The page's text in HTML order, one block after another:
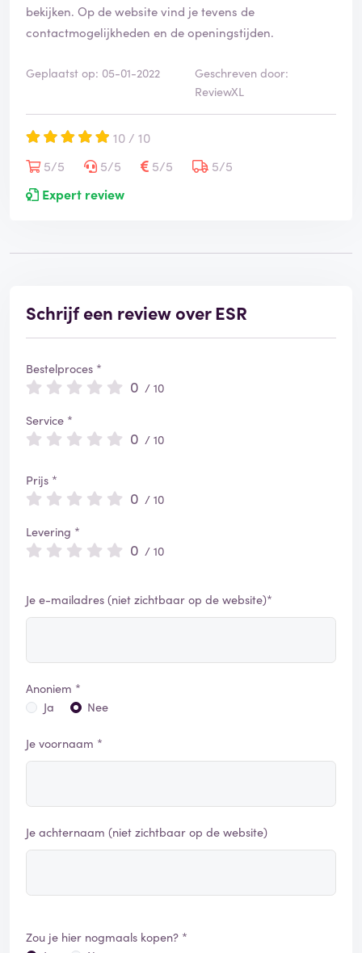
bekijken. Op de website vind je tevens de
contactmogelijkheden en de openingstijden.
Geplaatst op: 05-01-2022
Geschreven door:
ReviewXL
10 / 10
5/5
5/5 5/5
5/5
Expert review
Schrijf een review over ESR
Bestelproces *
0 / 10
Service *
0 / 10
Prijs *
0 / 10
Levering *
0 / 10
Je e-mailadres (niet zichtbaar op de website)*
Anoniem *
Ja
Nee
Je voornaam *
Je achternaam (niet zichtbaar op de website)
Zou je hier nogmaals kopen? *